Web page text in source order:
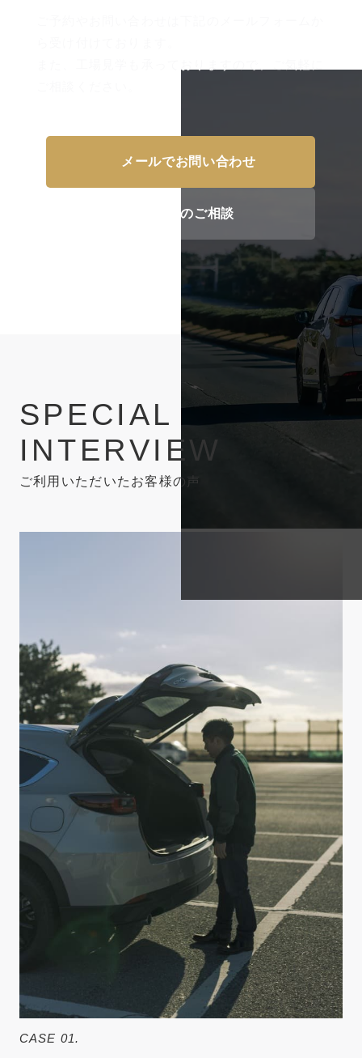
メールでお問い合わせ
工場見学のご相談
SP ECI AL
I NTERVI EW
ご利用いただいたお客様の声
CASE 01.